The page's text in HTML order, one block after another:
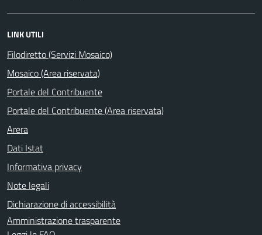
LINK UTILI
Filodiretto (Servizi Mosaico)
Mosaico (Area riservata)
Portale del Contribuente
Portale del Contribuente (Area riservata)
Arera
Dati Istat
Informativa privacy
Note legali
Dichiarazione di accessibilità
Amministrazione trasparente